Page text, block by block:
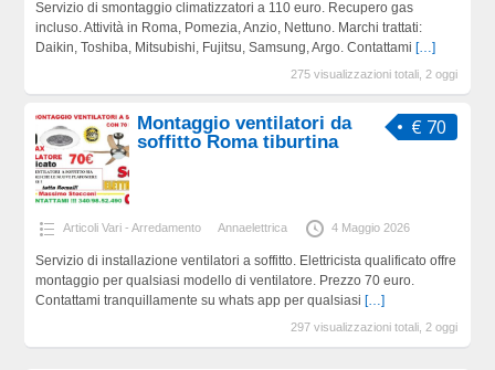
Servizio di smontaggio climatizzatori a 110 euro. Recupero gas
incluso. Attività in Roma, Pomezia, Anzio, Nettuno. Marchi trattati:
Daikin, Toshiba, Mitsubishi, Fujitsu, Samsung, Argo. Contattami […]
275 visualizzazioni totali, 2 oggi
€ 70
Montaggio ventilatori da
soffitto Roma tiburtina
Articoli Vari - Arredamento Annaelettrica 4 Maggio 2026
Servizio di installazione ventilatori a soffitto. Elettricista qualificato offre
montaggio per qualsiasi modello di ventilatore. Prezzo 70 euro.
Contattami tranquillamente su whats app per qualsiasi […]
297 visualizzazioni totali, 2 oggi